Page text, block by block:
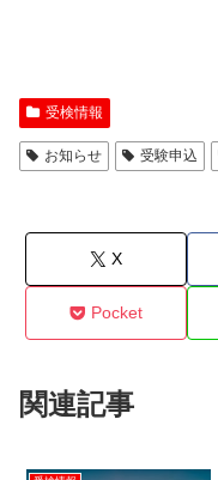
受検情報
お知らせ 受験申込
X
Pocket
関連記事